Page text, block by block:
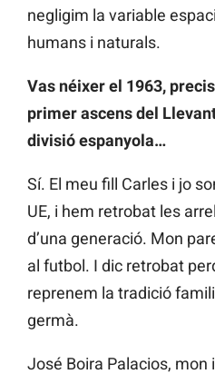
negligim la variable
humans i naturals.
Vas néixer el 1963,
primer ascens del
divisió espanyola…
Sí. El meu fill Carles i jo
UE, i hem retrobat les
d’una generació. Mon
al futbol. I dic retrobat
reprenem la tradició
germà.
José Boira Palacios, mon